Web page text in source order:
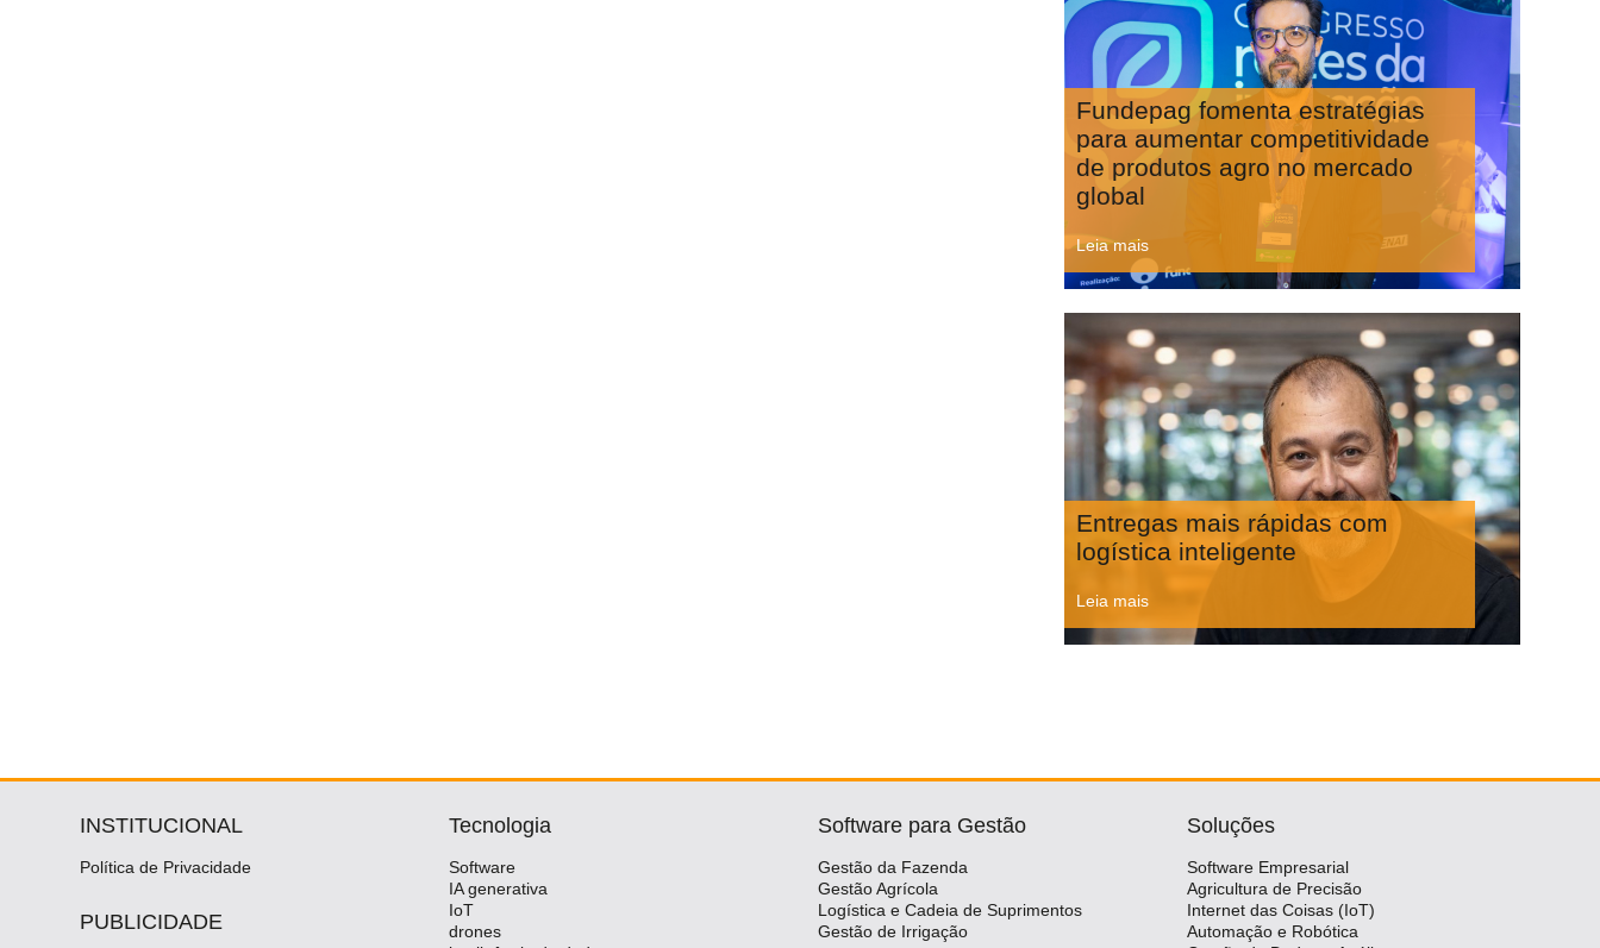
Fundepag fomenta estratégias
para aumentar competitividade
de produtos agro no mercado
global
Leia mais
Entregas mais rápidas com
logística inteligente
Leia mais
INSTITUCIONAL
Política de Privacidade
PUBLICIDADE
Tecnologia
Software
IA generativa
IoT
drones
Software para Gestão
Gestão da Fazenda
Gestão Agrícola
Logística e Cadeia de Suprimentos
Gestão de Irrigação
Soluções
Software Empresarial
Agricultura de Precisão
Internet das Coisas (IoT)
Automação e Robótica